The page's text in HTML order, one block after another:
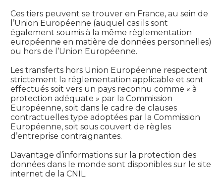
Ces tiers peuvent se trouver en France, au sein de
l’Union Européenne (auquel cas ils sont
également soumis à la même règlementation
européenne en matière de données personnelles)
ou hors de l’Union Européenne.
Les transferts hors Union Européenne respectent
strictement la réglementation applicable et sont
effectués soit vers un pays reconnu comme « à
protection adéquate » par la Commission
Européenne, soit dans le cadre de clauses
contractuelles type adoptées par la Commission
Européenne, soit sous couvert de règles
d’entreprise contraignantes.
Davantage d’informations sur la protection des
données dans le monde sont disponibles sur le site
internet de la CNIL.